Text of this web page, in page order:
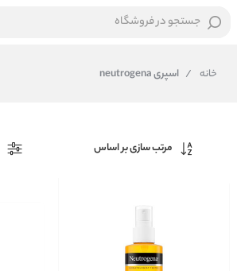
جستجو در فروشگاه
خانه / اسپری neutrogena
مرتب سازی بر اساس